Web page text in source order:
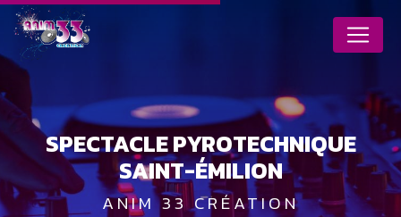
SPECTACLE PYROTECHNIQUE
SAINT-ÉMILION
ANIM 33 CRÉATION
Panneau de gestion des cookies